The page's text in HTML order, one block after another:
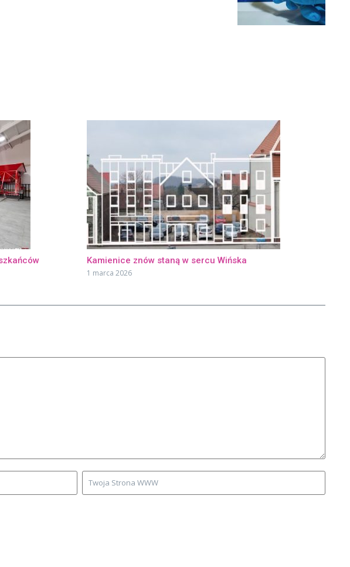
Kamienice znów staną w sercu Wińska
1 marca 2026